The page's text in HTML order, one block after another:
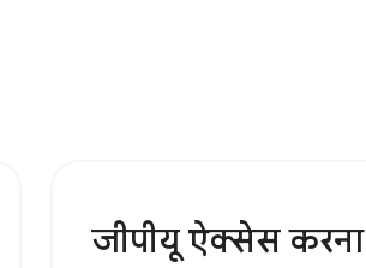
जीपीयू ऐक्सेस करना